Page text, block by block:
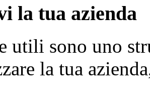
la tua azienda
utili sono uno
la tua